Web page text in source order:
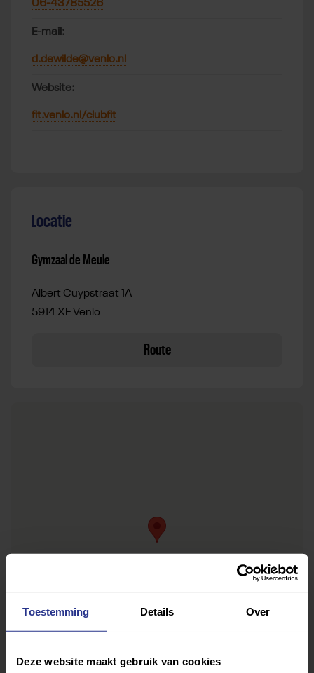
Toestemming Details Over
Deze website maakt gebruik van cookies
06-43785526
E-mail:
d.dewilde@venlo.nl
Website:
fit.venlo.nl/clubfit
Locatie
Gymzaal de Meule
Albert Cuypstraat 1A
5914 XE Venlo
Route